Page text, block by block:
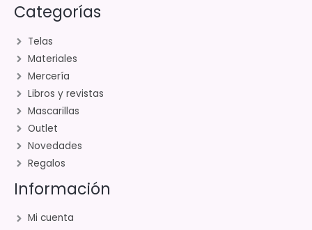
Categorías
Telas
Materiales
Mercería
Libros y revistas
Mascarillas
Outlet
Novedades
Regalos
Información
Mi cuenta